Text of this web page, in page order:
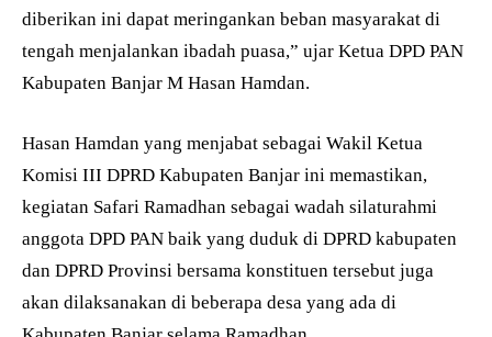
diberikan ini dapat meringankan beban masyarakat di
tengah menjalankan ibadah puasa,” ujar Ketua DPD PAN
Kabupaten Banjar M Hasan Hamdan.
Hasan Hamdan yang menjabat sebagai Wakil Ketua
Komisi III DPRD Kabupaten Banjar ini memastikan,
kegiatan Safari Ramadhan sebagai wadah silaturahmi
anggota DPD PAN baik yang duduk di DPRD kabupaten
dan DPRD Provinsi bersama konstituen tersebut juga
akan dilaksanakan di beberapa desa yang ada di